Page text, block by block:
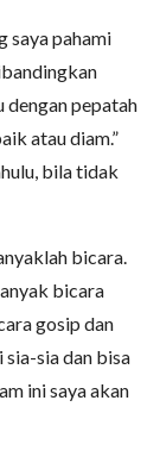
saya pahami
dengan pepatah
atau diam.”
bila tidak
bicara.
bicara
gosip dan
sia dan bisa
ini saya akan